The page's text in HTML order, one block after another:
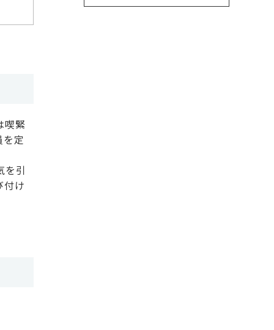
喫緊
を定
を引
付け